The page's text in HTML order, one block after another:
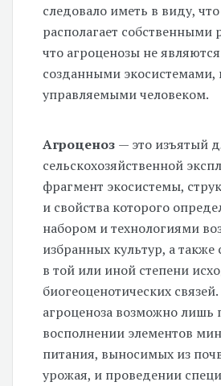
следовало иметь в виду,
располагает собственными
что агроценозы не
созданными экосистемами,
управляемыми человеком.
Агроценоз — это изъятый
сельскохозяйственной
фрагмент экосистемы,
и свойства которого
набором и технологиями
избранных культур, а также
в той или иной степени
биогеоценотических
агроценоза возможно лишь
восполнении элементов
питания, выносимых из
урожая, и проведении